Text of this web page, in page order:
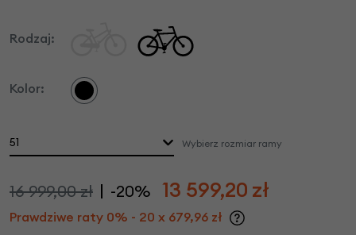
Rodzaj:
Kolor:
51 Wybierz rozmiar ramy
16 999,00 zł -20% 13 599,20 zł
Prawdziwe raty 0% - 20 x 679,96 zł